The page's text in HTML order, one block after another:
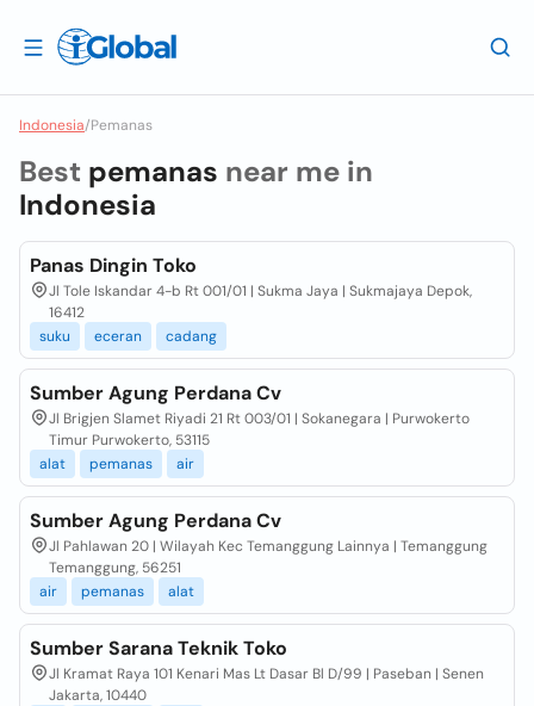
Indonesia/Pemanas
Best pemanas near me in
Indonesia
Panas Dingin Toko
Jl Tole Iskandar 4-b Rt 001/01 | Sukma Jaya | Sukmajaya Depok,
16412
suku
eceran cadang
Sumber Agung Perdana Cv
Jl Brigjen Slamet Riyadi 21 Rt 003/01 | Sokanegara | Purwokerto
Timur Purwokerto, 53115
alat
pemanas air
Sumber Agung Perdana Cv
Jl Pahlawan 20 | Wilayah Kec Temanggung Lainnya | Temanggung
Temanggung, 56251
air
pemanas alat
Sumber Sarana Teknik Toko
Jl Kramat Raya 101 Kenari Mas Lt Dasar Bl D/99 | Paseban | Senen
Jakarta, 10440